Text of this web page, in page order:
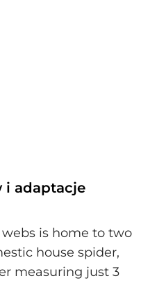
i adaptacje
is home to two
house spider,
measuring just 3